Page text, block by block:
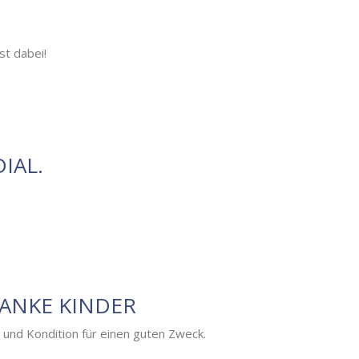
dabei!
KINDER
Kondition für einen guten Zweck.